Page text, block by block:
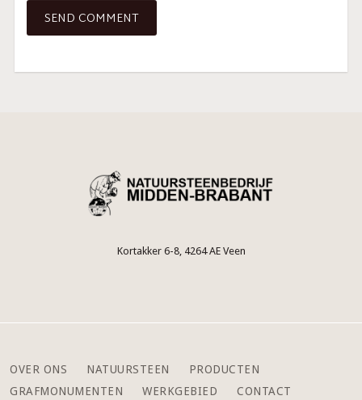
Kortakker 6-8, 4264 AE Veen
OVER ONS NATUURSTEEN
PRODUCTEN
GRAFMONUMENTEN
WERKGEBIED CONTACT